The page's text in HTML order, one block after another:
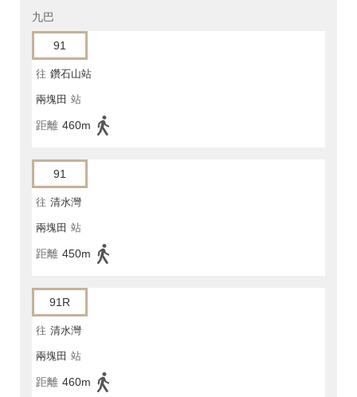
九巴
91
往 鑽石山站
兩塊田 站
距離 460m
91
往 清水灣
兩塊田 站
距離 450m
91R
往 清水灣
兩塊田 站
距離 460m